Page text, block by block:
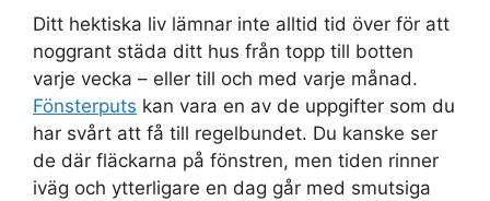
Ditt hektiska liv lämnar inte alltid tid över för att
noggrant städa ditt hus från topp till botten
varje vecka – eller till och med varje månad.
Fönsterputs kan vara en av de uppgifter som du
har svårt att få till regelbundet. Du kanske ser
de där fläckarna på fönstren, men tiden rinner
iväg och ytterligare en dag går med smutsiga